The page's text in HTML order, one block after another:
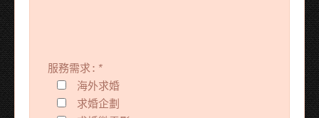
服務需求: *
海外求婚
求婚企劃